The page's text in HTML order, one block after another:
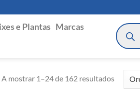
e Plantas Marcas
Products
search
A mostrar 1–24 de 162 resultados